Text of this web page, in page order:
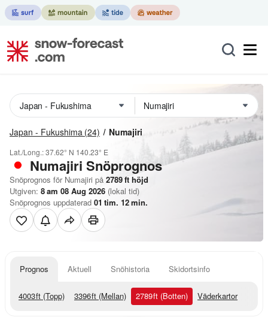
Japan - Fukushima (24) Numajiri
Lat./Long.:37.62° N 140.23° E
Numajiri Snöprognos
Snöprognos för Numajiri på 2789ft höjd
Utgiven: 8 am 08 Aug 2026 (lokal tid)
Snöprognos uppdaterad 01 tim. 12min.
Prognos Aktuell Snöhistoria Skidortsinfo
4003ft (Topp) 3396ft (Mellan) 2789ft (Botten) Väderkartor